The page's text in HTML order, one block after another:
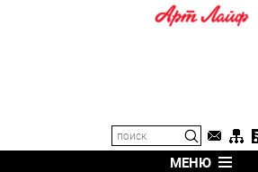
МЕНЮ